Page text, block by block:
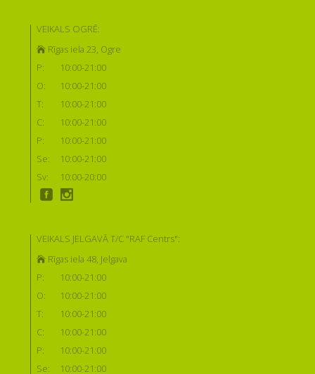
VEIKALS OGRĒ:
Rīgas iela 23, Ogre
P:
10:00-21:00
O:
10:00-21:00
T:
10:00-21:00
C:
10:00-21:00
P:
10:00-21:00
Se:
10:00-21:00
Sv:
10:00-20:00
VEIKALS JELGAVĀ T/C "RAF Centrs":
Rīgas iela 48, Jelgava
P:
10:00-21:00
O:
10:00-21:00
T:
10:00-21:00
C:
10:00-21:00
P:
10:00-21:00
Se:
10:00-21:00